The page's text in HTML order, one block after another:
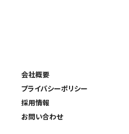
会社概要
プライバシーポリシー
採用情報
お問い合わせ